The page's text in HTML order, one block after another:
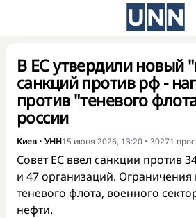
В ЕС утвердили новый
санкций против рф -
против "теневого
россии
Киев • УНН15 июня 2026, 13:20 • 30271
Совет ЕС ввел санкции против
и 47 организаций. Ограничения
теневого флота, военного
нефти.